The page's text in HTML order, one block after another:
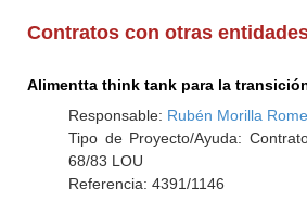
Contratos con otras
Alimentta think tank para la
Responsable: Rubén Morilla
Tipo de Proyecto/Ayuda:
68/83 LOU
Referencia: 4391/1146